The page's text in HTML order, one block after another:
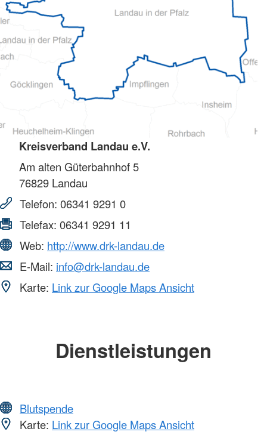
Kreisverband Landau e.V.
Am alten Güterbahnhof 5
76829 Landau
Telefon: 06341 9291 0
Telefax: 06341 9291 11
Web: http://www.drk-landau.de
E-Mail: info@drk-landau.de
Karte: Link zur Google Maps Ansicht
Dienstleistungen
Blutspende
Karte: Link zur Google Maps Ansicht